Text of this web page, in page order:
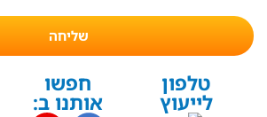
שליחה
טלפון
לייעוץ
חפשו
אותנו ב: